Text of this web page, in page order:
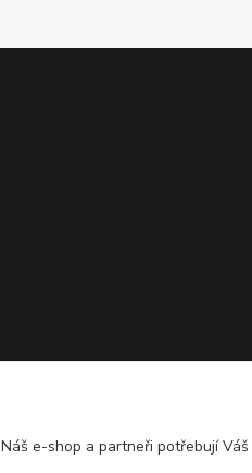
Náš e-shop a partneři potřebují Váš